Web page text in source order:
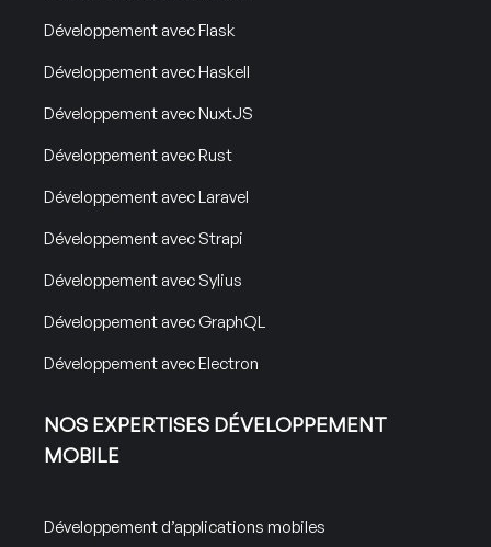
Développement avec Flask
Développement avec Haskell
Développement avec NuxtJS
Développement avec Rust
Développement avec Laravel
Développement avec Strapi
Développement avec Sylius
Développement avec GraphQL
Développement avec Electron
NOS EXPERTISES DÉVELOPPEMENT
MOBILE
Développement d’applications mobiles